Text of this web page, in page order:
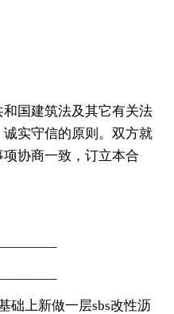
国建筑法及其它有关法
实守信的原则。双方就
协商一致，订立本合
础上新做一层sbs改性沥